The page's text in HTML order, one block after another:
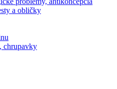
a obličky
chrupavky